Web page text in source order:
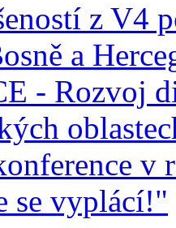
z V4
a
- Rozvoj
v
se vyplácí!"